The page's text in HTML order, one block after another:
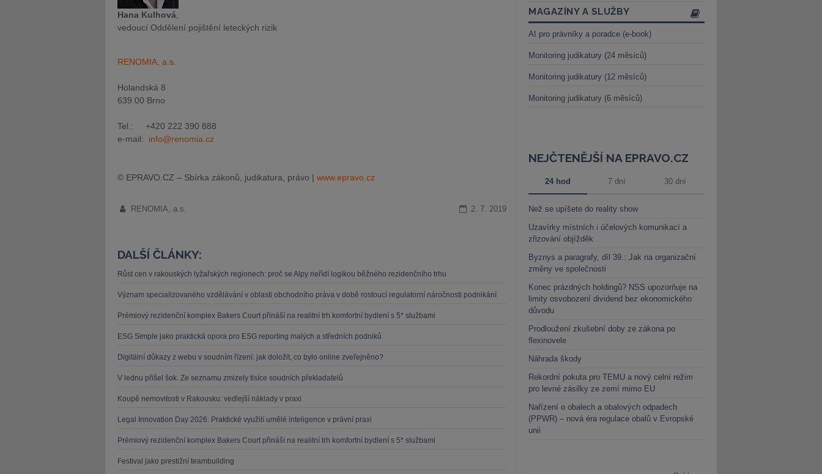
Hana Kulhová
vedoucí Oddělení pojištění leteckých rizik
RENOMIA, a.s.
Holandská 8
639 00 Brno
Tel.: +420 222 390 888
e-mail: info@renomia.cz
© EPRAVO.CZ – Sbírka zákonů, judikatura, právo | www.epravo.cz
RENOMIA, a.s. 2. 7. 2019
DALŠÍ ČLÁNKY:
Růst cen v rakouských lyžařských regionech: proč se Alpy neřídí logikou běžného rezidenčního trhu
Význam specializovaného vzdělávání v oblasti obchodního práva v době rostoucí regulatorní náročnosti podnikání
Prémiový rezidenční komplex Bakers Court přináší na realitní trh komfortní bydlení s 5* službami
ESG Simple jako praktická opora pro ESG reporting malých a středních podniků
Digitální důkazy z webu v soudním řízení: jak doložit, co bylo online zveřejněno?
V lednu přišel šok. Ze seznamu zmizely tisíce soudních překladatelů
Koupě nemovitosti v Rakousku: vedlejší náklady v praxi
Legal Innovation Day 2026: Praktické využití umělé inteligence v právní praxi
Prémiový rezidenční komplex Bakers Court přináší na realitní trh komfortní bydlení s 5* službami
Festival jako prestižní teambuilding
MAGAZÍNY A SLUŽBY
AI pro právníky a poradce (e-book)
Monitoring judikatury (24 měsíců)
Monitoring judikatury (12 měsíců)
Monitoring judikatury (6 měsíců)
NEJČTENĚJŠÍ NA EPRAVO.CZ
24 hod 7 dní 30 dní
Než se upíšete do reality show
Uzavírky místních i účelových komunikací a
zřizování objížděk
Byznys a paragrafy, díl 39.: Jak na organizační
změny ve společnosti
Konec prázdných holdingů? NSS upozorňuje na
limity osvobození dividend bez ekonomického
důvodu
Prodloužení zkušební doby ze zákona po
flexinovele
Náhrada škody
Rekordní pokuta pro TEMU a nový celní režim
pro levné zásilky ze zemí mimo EU
Nařízení o obalech a obalových odpadech
(PPWR) – nová éra regulace obalů v Evropské
unii